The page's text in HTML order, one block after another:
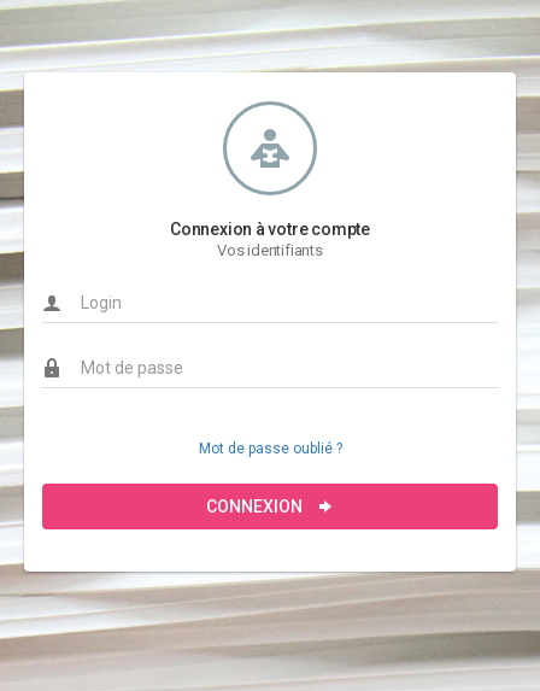
Connexion à votre compte
Vos identifiants
Mot de passe oublié ?
CONNEXION